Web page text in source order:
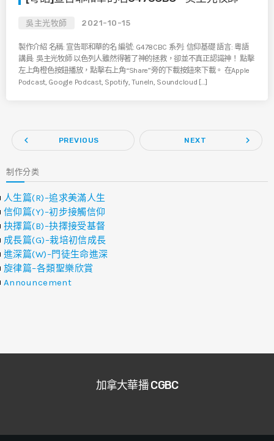
吳主光牧師 2021-10-15
製作介紹 名稱: 宣告耶和華的名 編號: G478CBC 系列: 信仰基礎 語言: 粵語
講員: 吳主光牧師 以色列人雖然得著了神的拯救，卻並不真正認識神！ 點擊
左上角橙色按鈕播放，點擊右上角“Share”旁的下載按鈕來下載。 在Apple
Podcast, Google Podcast, Spotify, TuneIn, Soundcloud […]
navigate_before PREVIOUS NEXT navigate_next
制作分类
人生篇(R)–追求美滿人生
信仰篇(Y)–初步接觸信仰
抉擇篇(B)–抉擇接受基督
成長篇(G)–栽培初信成長
進深篇(W)–門徒生命進深
旋律篇–各類聖樂欣賞
Announcement
加拿大華播 CGBC